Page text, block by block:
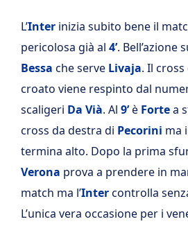
L’Inter inizia subito bene il
pericolosa già al 4’. Bell’azione
Bessa che serve Livaja. Il cross
croato viene respinto dal
scaligeri Da Vià. Al 9’è Fortea
cross da destra di Pecorini ma
termina alto. Dopo la prima
Verona prova a prendere in
match ma l’Intercontrolla
L’unica vera occasione per i